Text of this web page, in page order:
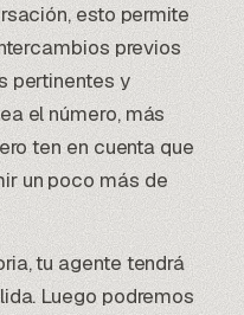
esto permite
previos
pertinentes y
el número, más
ten en cuenta que
un poco más de
tu agente tendrá
Luego podremos